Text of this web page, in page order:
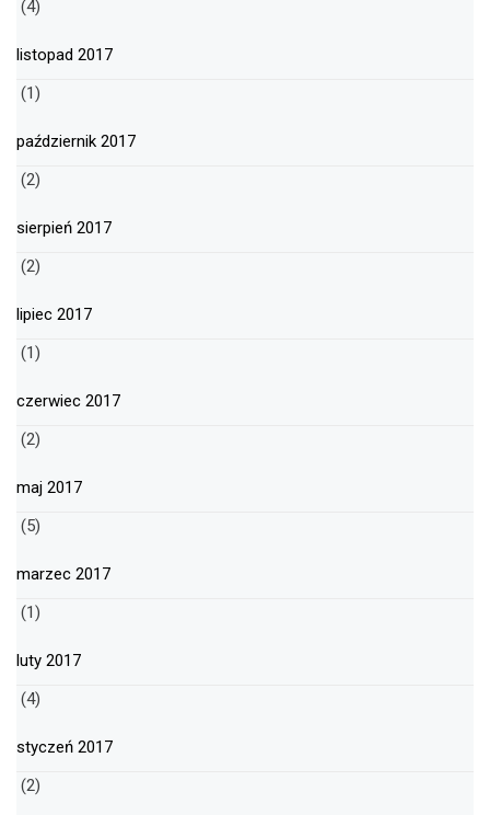
(4)
listopad 2017
(1)
październik 2017
(2)
sierpień 2017
(2)
lipiec 2017
(1)
czerwiec 2017
(2)
maj 2017
(5)
marzec 2017
(1)
luty 2017
(4)
styczeń 2017
(2)